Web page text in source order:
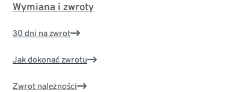
Wymiana i zwroty
30 dni na zwrot
Jak dokonać zwrotu
Zwrot należności